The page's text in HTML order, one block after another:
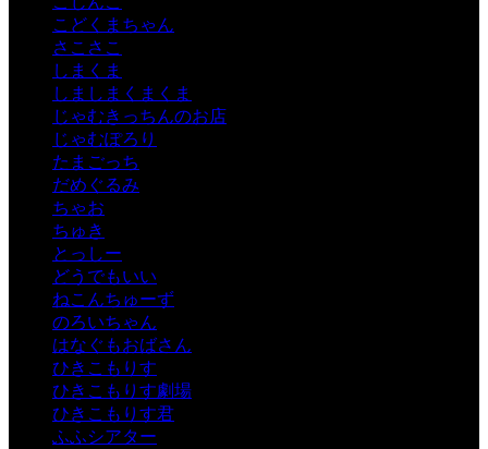
こどくまちゃん
さこさこ
しまくま
しましまくまくま
じゃむきっちんのお店
じゃむぽろり
たまごっち
だめぐるみ
ちゃお
ちゅき
とっしー
どうでもいい
ねこんちゅーず
のろいちゃん
はなぐもおばさん
ひきこもりす
ひきこもりす劇場
ひきこもりす君
ふふシアター